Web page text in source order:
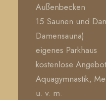
Außenbecken
15 Saunen und
Damensauna)
eigenes Parkhaus
kostenlose
Aquagymnastik,
u. v. m.